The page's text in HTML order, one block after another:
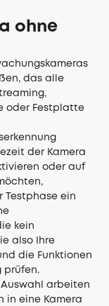
ohne
das alle
oder Festplatte
der Kamera
oder auf
Testphase ein
kein
also Ihre
die Funktionen
prüfen.
arbeiten
in eine Kamera